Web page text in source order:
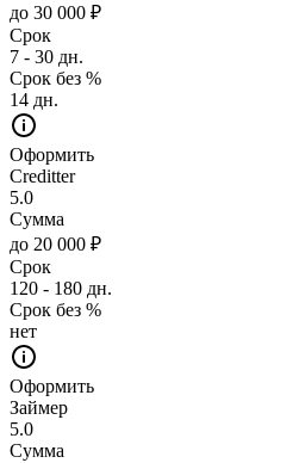
до 30 000 ₽
Срок
7 - 30 дн.
Срок без %
14 дн.
Оформить
Creditter
5.0
Сумма
до 20 000 ₽
Срок
120 - 180 дн.
Срок без %
нет
Оформить
Займер
5.0
Сумма